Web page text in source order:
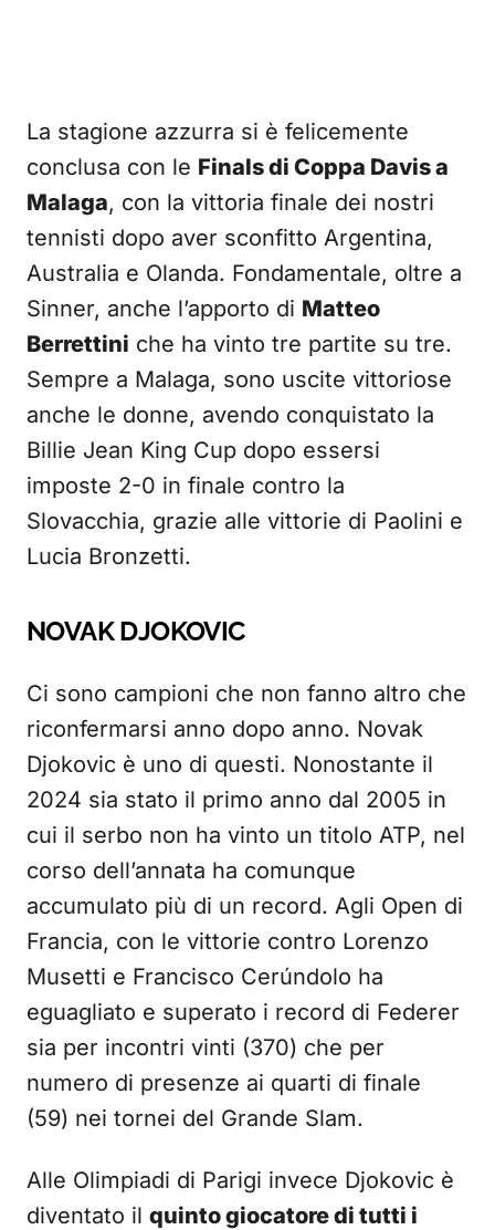
La stagione azzurra si è felicemente
conclusa con le Finals di Coppa Davis a
Malaga, con la vittoria finale dei nostri
tennisti dopo aver sconfitto Argentina,
Australia e Olanda. Fondamentale, oltre a
Sinner, anche l’apporto di Matteo
Berrettini che ha vinto tre partite su tre.
Sempre a Malaga, sono uscite vittoriose
anche le donne, avendo conquistato la
Billie Jean King Cup dopo essersi
imposte 2-0 in finale contro la
Slovacchia, grazie alle vittorie di Paolini e
Lucia Bronzetti.
NOVAK DJOKOVIC
Ci sono campioni che non fanno altro che
riconfermarsi anno dopo anno. Novak
Djokovic è uno di questi. Nonostante il
2024 sia stato il primo anno dal 2005 in
cui il serbo non ha vinto un titolo ATP, nel
corso dell’annata ha comunque
accumulato più di un record. Agli Open di
Francia, con le vittorie contro Lorenzo
Musetti e Francisco Cerúndolo ha
eguagliato e superato i record di Federer
sia per incontri vinti (370) che per
numero di presenze ai quarti di finale
(59) nei tornei del Grande Slam.
Alle Olimpiadi di Parigi invece Djokovic è
diventato il quinto giocatore di tutti i